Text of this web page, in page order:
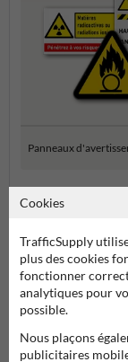
Panneaux
Cookies
TrafficSupply
plus des cookies
fonctionner
analytiques pour
possible.
Nous plaçons
publicitaires